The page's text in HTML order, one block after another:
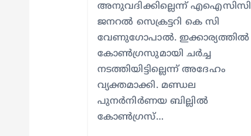
അനുവദിക്കില്ലെന്ന് എഐസിസി
ജനറൽ സെക്രട്ടറി കെ സി
വേണുഗോപാൽ. ഇക്കാര്യത്തിൽ
കോൺഗ്രസുമായി ചർച്ച
നടത്തിയിട്ടില്ലെന്ന് അദേഹം
വ്യക്തമാക്കി. മണ്ഡല
പുനർനിർണയ ബില്ലിൽ
കോൺഗ്രസ്…